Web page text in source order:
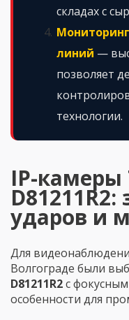
складах с
линий —
позволяет
технологии.
IP-камеры
ударов и
Для
Волгограде были
D81211R2с
особенности для